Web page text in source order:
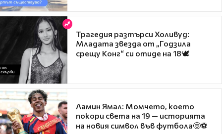
Трагедия разтърси Холивуд:
Младата звезда от „Годзила
срещу Конг“ си отиде на 18🕊️
Ламин Ямал: Момчето, което
покори света на 19 — историята
на новия символ във футбола🤩⚽